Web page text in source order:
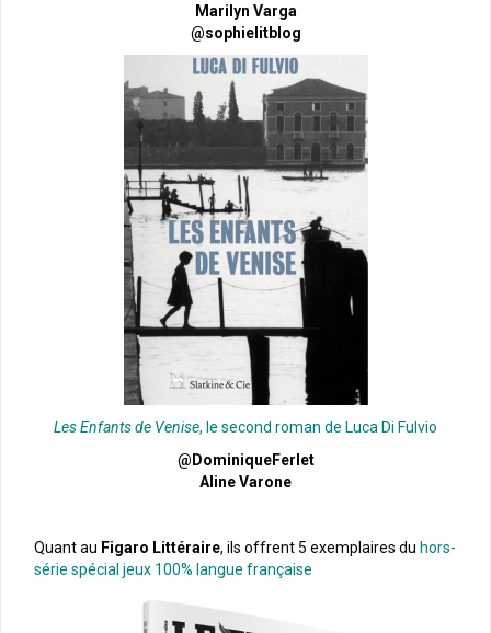
Marilyn Varga
@sophielitblog
Les Enfants de Venise, le second roman de Luca Di Fulvio
@DominiqueFerlet
Aline Varone
Quant au Figaro Littéraire, ils offrent5 exemplaires du hors-
série spécial jeux 100% langue française